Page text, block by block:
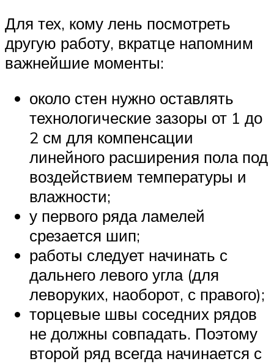
Для тех, кому лень посмотреть
другую работу, вкратце напомним
важнейшие моменты:
около стен нужно оставлять
технологические зазоры от 1 до
2 см для компенсации
линейного расширения пола под
воздействием температуры и
влажности;
у первого ряда ламелей
срезается шип;
работы следует начинать с
дальнего левого угла (для
леворуких, наоборот, с правого);
торцевые швы соседних рядов
не должны совпадать. Поэтому
второй ряд всегда начинается с